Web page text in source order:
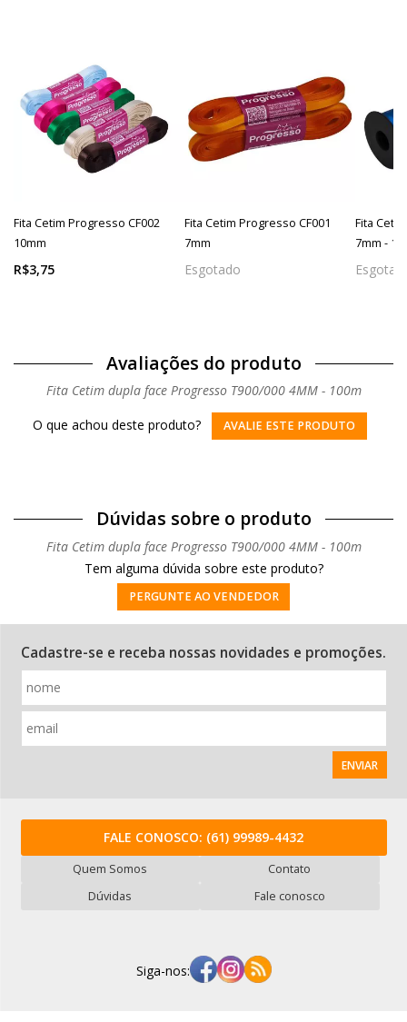
Fita Cetim Progresso CF002
10mm
R$3,75
Fita Cetim Progresso CF001
7mm
Esgotado
Fita
7mm -
Avaliações do produto
Fita Cetim dupla face Progresso T900/000 4MM - 100m
O que achou deste produto?
AVALIE ESTE PRODUTO
Dúvidas sobre o produto
Fita Cetim dupla face Progresso T900/000 4MM - 100m
Tem alguma dúvida sobre este produto?
PERGUNTE AO VENDEDOR
Cadastre-se e receba nossas novidades e promoções.
ENVIAR
FALE CONOSCO: (61) 99989-4432
Quem Somos
Contato
Dúvidas
Fale conosco
Siga-nos: